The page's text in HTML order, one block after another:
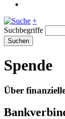
+
Suchbegriffe
Suchen
Spende
Über